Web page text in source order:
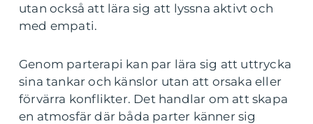
utan också att lära sig att lyssna aktivt och
med empati.
Genom parterapi kan par lära sig att uttrycka
sina tankar och känslor utan att orsaka eller
förvärra konflikter. Det handlar om att skapa
en atmosfär där båda parter känner sig